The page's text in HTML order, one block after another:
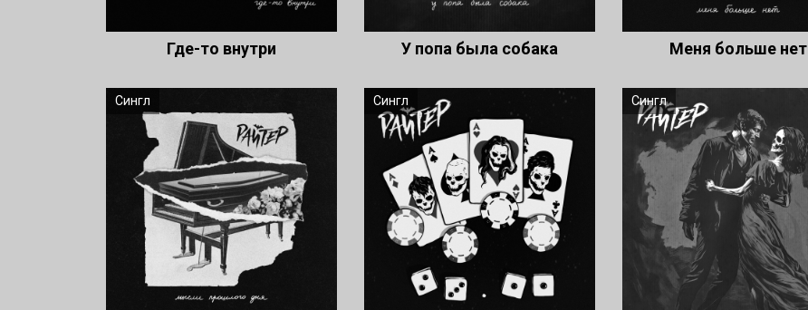
Где-то внутри У попа была собака Меня больше нет
Сингл Сингл Сингл